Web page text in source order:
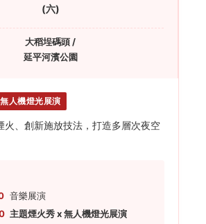
(六)
大稻埕碼頭 /
延平河濱公園
人機燈光展演
火、創新施放技法，打造多層次夜空
音樂展演
主題煙火秀 x 無人機燈光展演